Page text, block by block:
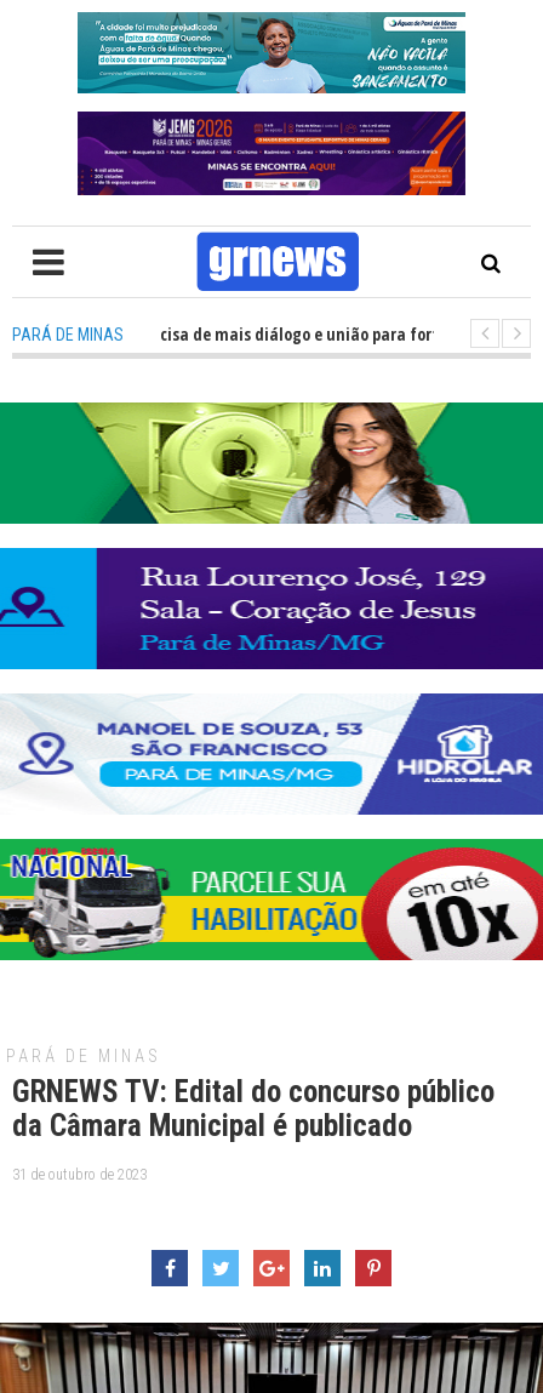
PARÁ DE MINAS
TV: Política precisa de mais diálogo e união para fortalecer Minas e
PARÁ DE MINAS
GRNEWS TV: Edital do concurso público
da Câmara Municipal é publicado
31 de outubro de 2023